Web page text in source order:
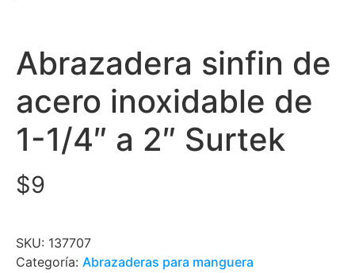
Abrazadera sinfin de
acero inoxidable de
1-1/4″ a 2″ Surtek
$9
SKU: 137707
Categoría: Abrazaderas para manguera